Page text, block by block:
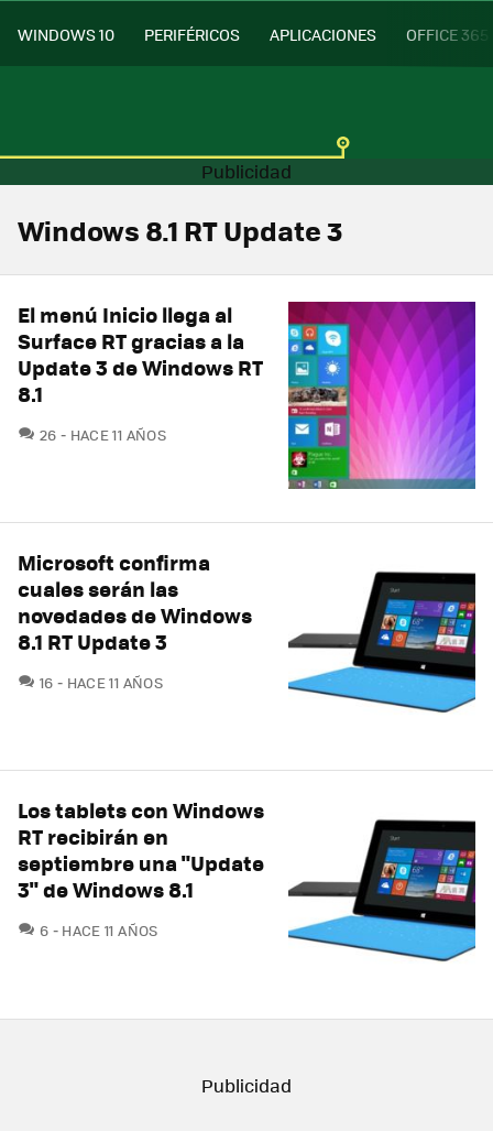
WINDOWS 10 PERIFÉRICOS APLICACIONES OFFICE 365
Windows 8.1 RT Update 3
El menú Inicio llega al
Surface RT gracias a la
Update 3 de Windows RT
8.1
26 COMENTARIOS
HACE 11 AÑOS
Microsoft confirma
cuales serán las
novedades de Windows
8.1 RT Update 3
16 COMENTARIOS
HACE 11 AÑOS
Los tablets con Windows
RT recibirán en
septiembre una "Update
3" de Windows 8.1
6 COMENTARIOS
HACE 11 AÑOS